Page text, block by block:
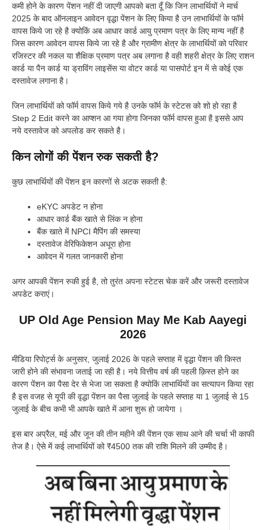
कमी होने के कारण पेंशन नहीं दी जाएगी आपको बता दूँ कि जिन लाभार्थियों ने मार्च
2025 के बाद ऑनलाइन आवेदन वृद्धा पेंशन के लिए किया है उन लाभार्थियों के फॉर्म
वापस किये जा रहे है क्योकिं अब आधार कार्ड आयु प्रमाण पत्र के लिए मान्य नहीं है
जिस कारण आवेदन वापस किये जा रहे है और ग्रामीण क्षेत्र के लाभार्थियों को परिवार
रजिस्टर की नकल या शैक्षिक प्रमाण पत्र अब लगाना है वही शहरी क्षेत्र के लिए राशन
कार्ड या पैन कार्ड या ड्राविंग लाइसेंस या वोटर कार्ड या पासपोर्ट इन में से कोई एक
दस्तावेज लगाना है।
जिन लाभार्थियों को फॉर्म वापस किये गये है उनके फॉर्म के स्टेटस को शो हो रहा है
Step 2 Edit करने का आप्शन आ गया होगा जिनका फॉर्म वापस हुआ है इससे आप
नये दस्तावेज को अपलोड कर सकते है।
किन लोगों की पेंशन रुक सकती है?
कुछ लाभार्थियों की पेंशन इन कारणों से अटक सकती है:
eKYC अपडेट न होना
आधार कार्ड बैंक खाते से लिंक न होना
बैंक खाते में NPCI मैपिंग की समस्या
दस्तावेज वेरिफिकेशन अधूरा होना
आवेदन में गलत जानकारी होना
अगर आपकी पेंशन रुकी हुई है, तो तुरंत अपना स्टेटस चेक करें और जरूरी दस्तावेज
अपडेट कराएं।
UP Old Age Pension May Me Kab Aayegi
2026
मीडिया रिपोर्ट्स के अनुसार, जुलाई 2026 के पहले सप्ताह में वृद्धा पेंशन की किस्त
जारी होने की संभावना जताई जा रही है। नये वित्तीय वर्ष की पहली क़िस्त होने का
कारण पेंशन का पैसा देर से भेजा जा सकता है क्योकिं लाभार्थियों का सत्यापन किया रहा
है इस वजह से यूपी की वृद्धा पेंशन का पैसा जुलाई के पहले सप्ताह या 1 जुलाई से 15
जुलाई के बीच कभी भी आपके खाते में आना शुरू हो जायेगा ।
इस बार अप्रैल, मई और जून की तीन महीने की पेंशन एक साथ आने की चर्चा भी काफी
तेज है। ऐसे में कई लाभार्थियों को ₹4500 तक की राशि मिलने की उम्मीद है।